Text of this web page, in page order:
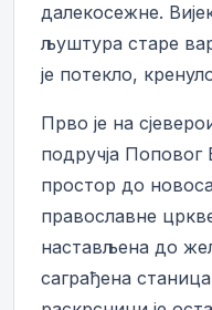
далекосежне.
љуштура старе
је потекло,
Прво је на
подручја
простор до
православне
настављена до
саграђена